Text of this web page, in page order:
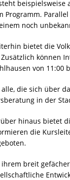
beispielsweise
Programm.
noch
bietet die
können
von 11:00
alle, die sich über
in der
hinaus bietet
die
breit